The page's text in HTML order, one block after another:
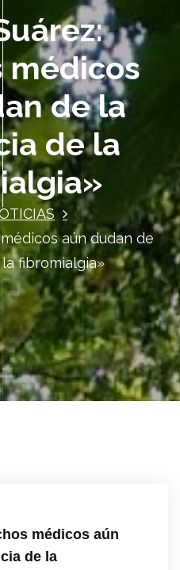
médicos
de la
de la
aún dudan de
fibromialgia»
médicos aún
de la